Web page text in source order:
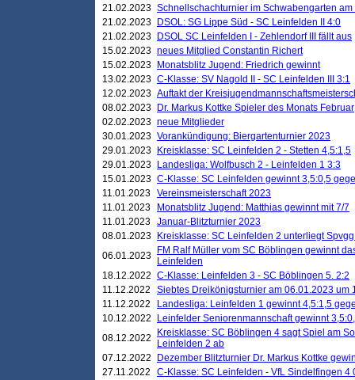
21.02.2023 Schnellschachturnier im Schwabengarten
21.02.2023
DSOL: SG Lippe Süd - SC Leinfelden II 4:0
21.02.2023
DSOL SC Leinfelden I - Zehlendorf III fällt aus
15.02.2023 neues Mitglied Constantin Richert
15.02.2023
Monatsblitz Jugend: Friedrich gewinnt
13.02.2023 C-Klasse: SV Nagold II - SC Leinfelden III 3:1
12.02.2023 Auftakt der
08.02.2023
Dr. Markus Kottke Spieler des Monats Februar
02.02.2023 neue Mitglieder
30.01.2023 Vorankündigung: Biergartenturnier 2023
29.01.2023
Kreisklasse: SC Leinfelden 2 - Stetten 4,5:1,5
29.01.2023
Landesliga: Wolfbusch 2 - Leinfelden 1 3:3
15.01.2023 C-Klasse: SC Leinfelden gewinnt 3,5:0,5
11.01.2023 Vereinsmeisterschaft 2023
11.01.2023
Monatsblitz Jugend: Matthias gewinnt mit 7/7
11.01.2023 Januar-Blitzturnier 2023
08.01.2023
Kreisklasse: SC Leinfelden 2 unterliegt
06.01.2023
FM Ralf Müller vom SC Böblingen gewinnt
Leinfelden
18.12.2022 C-Klasse: Leinfelden 3 - SC Böblingen 5. 2:2
11.12.2022
Siebtes Dreikönigsturnier am 06.01.2023 um
11.12.2022
Landesliga: Leinfelden 1 gewinnt 4,5:1,5
10.12.2022
Leinfelder Seniorenmannschaft gewinnt
08.12.2022
Kreisklasse: SC Böblingen 4 sagt Spiel am
Leinfelden 2 ab
07.12.2022
Dezember Blitzturnier Dr. Markus Kottke
27.11.2022
C-Klasse: SC Leinfelden - VfL Sindelfingen 4